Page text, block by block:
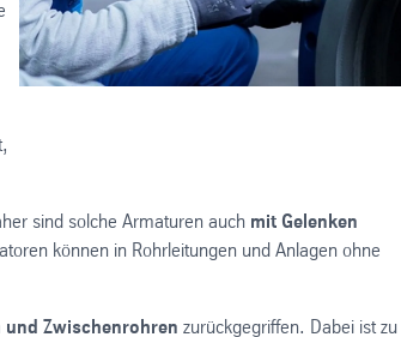
sind solche Armaturen auch mit Gelenken
können in Rohrleitungen und Anlagen ohne
Zwischenrohren zurückgegriffen. Dabei ist zu